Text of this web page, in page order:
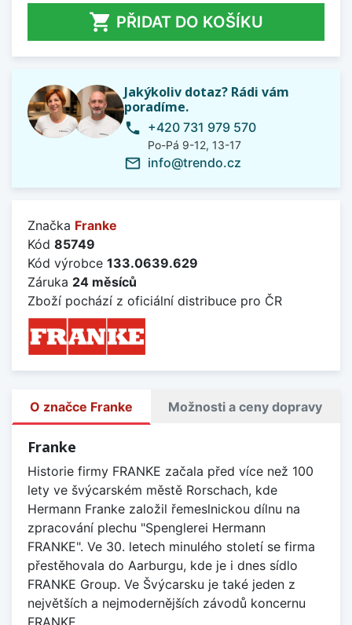
 PŘIDAT DO KOŠÍKU
Jakýkoliv dotaz? Rádi vám
poradíme.
phone +420 731 979 570
Po-Pá 9-12, 13-17
mail_outline info@trendo.cz
Značka Franke
Kód 85749
Kód výrobce 133.0639.629
Záruka 24 měsíců
Zboží pochází z oficiální distribuce pro ČR
O značce Franke Možnosti a ceny dopravy
Franke
Historie firmy FRANKE začala před více než 100
lety ve švýcarském městě Rorschach, kde
Hermann Franke založil řemeslnickou dílnu na
zpracování plechu "Spenglerei Hermann
FRANKE". Ve 30. letech minulého století se firma
přestěhovala do Aarburgu, kde je i dnes sídlo
FRANKE Group. Ve Švýcarsku je také jeden z
největších a nejmodernějších závodů koncernu